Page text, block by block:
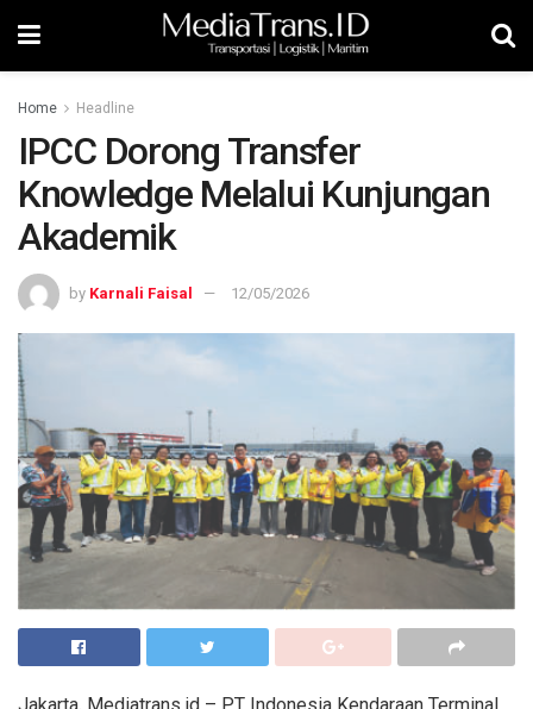
Home Headline
IPCC Dorong Transfer
Knowledge Melalui Kunjungan
Akademik
by Karnali Faisal 12/05/2026
Jakarta, Mediatrans.id – PT Indonesia Kendaraan Terminal